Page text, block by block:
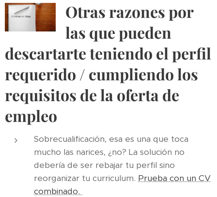
Otras razones por
las que pueden
descartarte teniendo el perfil
requerido / cumpliendo los
requisitos de la oferta de
empleo
Sobrecualificación, esa es una que toca
mucho las narices, ¿no? La solución no
debería de ser rebajar tu perfil sino
reorganizar tu curriculum. Prueba con un CV
combinado.